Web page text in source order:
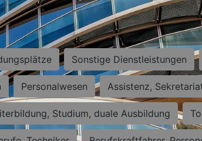
Sonstige Dienstleistungen
Personalwesen Assistenz,
Studium, duale Ausbildung